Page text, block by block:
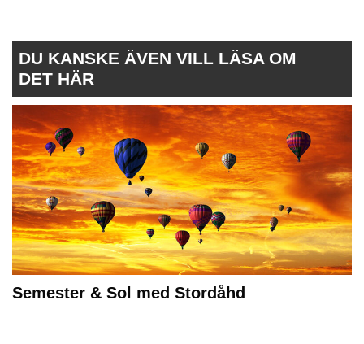
DU KANSKE ÄVEN VILL LÄSA OM
DET HÄR
Semester & Sol med Stordåhd